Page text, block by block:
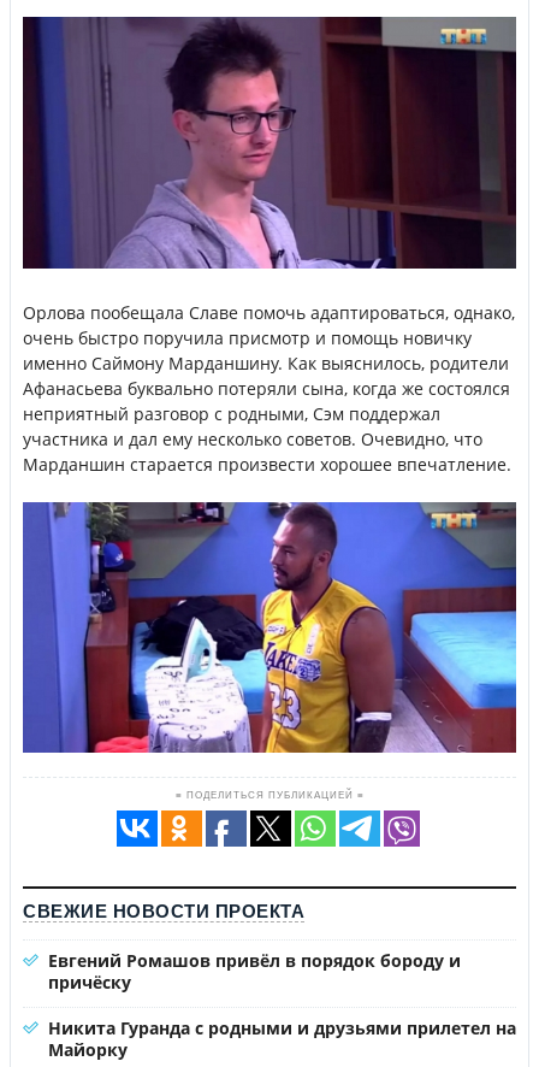
Орлова пообещала Славе помочь адаптироваться, однако,
очень быстро поручила присмотр и помощь новичку
именно Саймону Марданшину. Как выяснилось, родители
Афанасьева буквально потеряли сына, когда же состоялся
неприятный разговор с родными, Сэм поддержал
участника и дал ему несколько советов. Очевидно, что
Марданшин старается произвести хорошее впечатление.
≡ ПОДЕЛИТЬСЯ ПУБЛИКАЦИЕЙ ≡
СВЕЖИЕ НОВОСТИ ПРОЕКТА
Евгений Ромашов привёл в порядок бороду и
причёску
Никита Гуранда с родными и друзьями прилетел на
Майорку